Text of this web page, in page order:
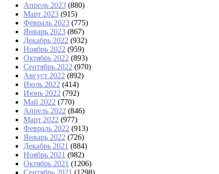
Апрель 2023 (880)
Март 2023 (915)
Февраль 2023 (775)
Январь 2023 (867)
Декабрь 2022 (932)
Ноябрь 2022 (959)
Октябрь 2022 (893)
Сентябрь 2022 (970)
Август 2022 (892)
Июль 2022 (414)
Июнь 2022 (792)
Май 2022 (770)
Апрель 2022 (846)
Март 2022 (977)
Февраль 2022 (913)
Январь 2022 (726)
Декабрь 2021 (884)
Ноябрь 2021 (982)
Октябрь 2021 (1206)